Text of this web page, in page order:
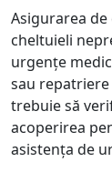
Asigurarea
cheltuieli
urgențe
sau repatriere
trebuie să
acoperirea
asistența de